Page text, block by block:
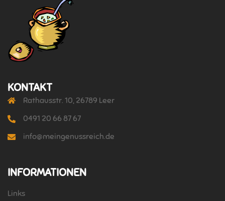
KONTAKT
Rathausstr. 10, 26789 Leer
0491 20 66 87 67
info@meingenussreich.de
INFORMATIONEN
Links